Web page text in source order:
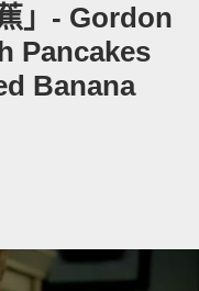
」- Gordon
Pancakes
Banana